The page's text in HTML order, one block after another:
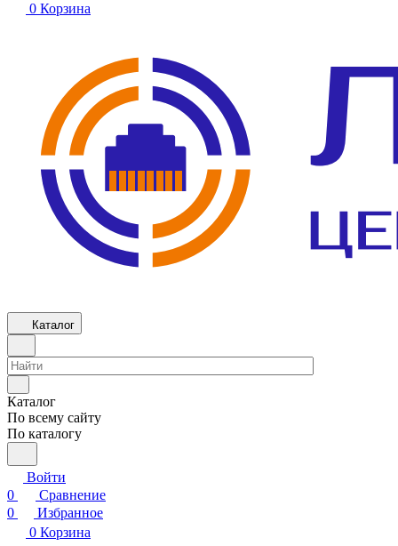
0 Корзина
Каталог
Каталог
По всему сайту
По каталогу
Войти
0
Сравнение
0
Избранное
0 Корзина